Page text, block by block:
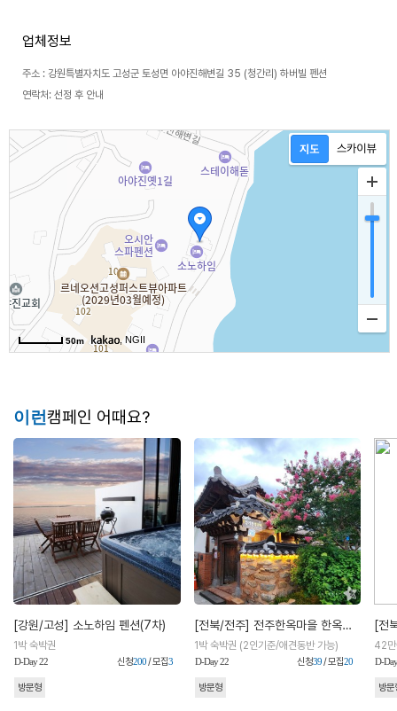
업체정보
주소 : 강원특별자치도 고성군 토성면 아야진해변길 35 (청간리) 하버빌 펜션
연락처: 선정 후 안내
50m , NGII
이런캠페인 어때요?
[강원/고성] 소노하임 펜션(7차)
1박 숙박권
D-Day 22 신청200/ 모집3
방문형
[전북/전주] 전주한옥마을 한옥숙소 경기전 별당채
1박 숙박권 (2인기준/애견동반 가능)
D-Day 22 신청39/ 모집20
방문형
[전
D-
방문